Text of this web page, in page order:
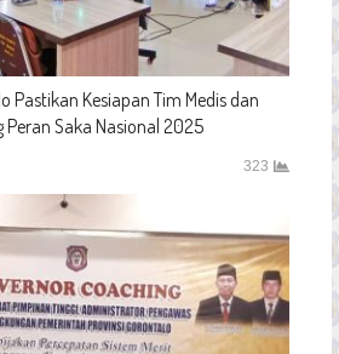
Pastikan Kesiapan Tim Medis dan
Saka Nasional 2025
323